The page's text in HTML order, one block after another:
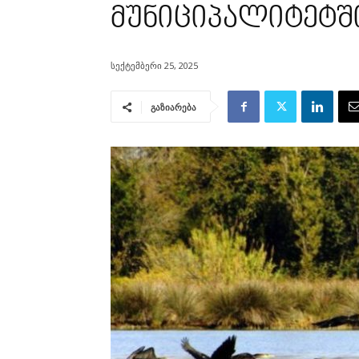
სექტემბერი 25, 2025
გაზიარება